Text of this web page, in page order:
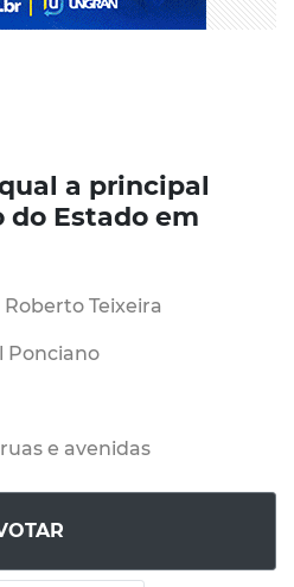
a principal
do Estado em
Teixeira
Ponciano
e avenidas